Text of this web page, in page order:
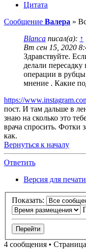
Цитата
Сообщение Валера »
Blanca писал(а): ↑
Вт сен 15, 2020
Здравствуйте.
делали пересадку
операции в рубцы
мнение . Какие
https://
пост. И там дальше в
знаю на сколько это
врача спросить. Фотки
как.
Вернуться к началу
Ответить
Версия для печати
Показать:
4 сообщения • Страница